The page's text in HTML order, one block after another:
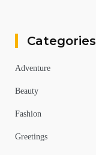
Categories
Adventure
Beauty
Fashion
Greetings